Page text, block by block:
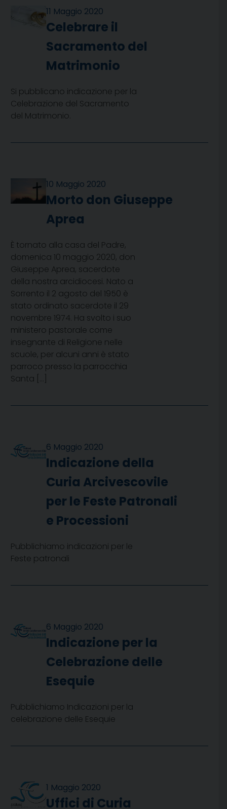
11 Maggio 2020
Celebrare il
Sacramento del
Matrimonio
Si pubblicano indicazione per la
Celebrazione del Sacramento
del Matrimonio.
10 Maggio 2020
Morto don Giuseppe
Aprea
È tornato alla casa del Padre,
domenica 10 maggio 2020, don
Giuseppe Aprea, sacerdote
della nostra arcidiocesi. Nato a
Sorrento il 2 agosto del 1950 è
stato ordinato sacerdote il 29
novembre 1974. Ha svolto i suo
ministero pastorale come
insegnante di Religione nelle
scuole, per alcuni anni è stato
parroco presso la parrocchia
Santa […]
6 Maggio 2020
Indicazione della
Curia Arcivescovile
per le Feste Patronali
e Processioni
Pubblichiamo indicazioni per le
Feste patronali
6 Maggio 2020
Indicazione per la
Celebrazione delle
Esequie
Pubblichiamo Indicazioni per la
celebrazione delle Esequie
1 Maggio 2020
Uffici di Curia